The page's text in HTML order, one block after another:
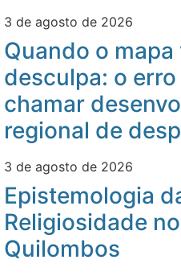
3 de agosto de 2026
Quando o mapa
desculpa: o
chamar
regional de
3 de agosto de 2026
Epistemologia
Religiosidade
Quilombos